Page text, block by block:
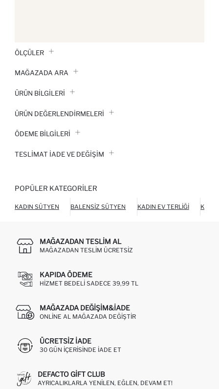
ÖLÇÜLER
MAĞAZADA ARA
ÜRÜN BILGILERI
ÜRÜN DEĞERLENDİRMELERİ
ÖDEME BİLGİLERİ
TESLIMAT İADE VE DEĞIŞIM
POPÜLER KATEGORILER
KADIN SÜTYEN BALENSIZ SÜTYEN KADIN EV TERLIĞI
MAĞAZADAN TESLIM AL
MAĞAZADAN TESLIM ÜCRETSIZ
KAPIDA ÖDEME
HIZMET BEDELI SADECE 39,99 TL
MAĞAZADA DEĞIŞIM&İADE
ONLINE AL MAĞAZADA DEĞIŞTIR
ÜCRETSIZ IADE
30 GÜN IÇERISINDE IADE ET
DEFACTO GIFT CLUB
AYRICALIKLARLA YENILEN, EĞLEN, DEVAM ET!